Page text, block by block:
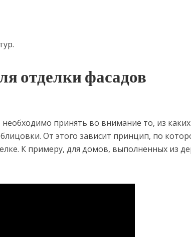
отделки фасадов
принять во внимание то, из каких
От этого зависит принцип, по
К примеру, для домов, выполненных из